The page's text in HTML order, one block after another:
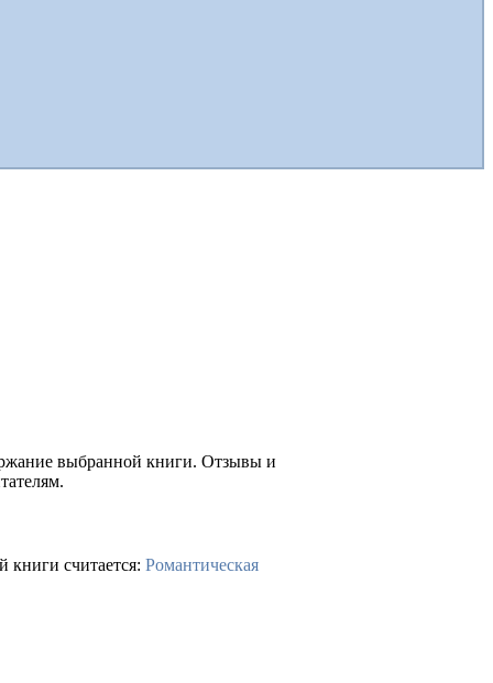
выбранной книги. Отзывы и
книги считается: Романтическая